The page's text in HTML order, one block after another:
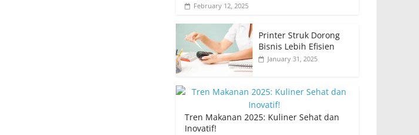
February 12, 2025
Printer Struk Dorong
Bisnis Lebih Efisien
January 31, 2025
Tren Makanan 2025: Kuliner Sehat dan
Inovatif!